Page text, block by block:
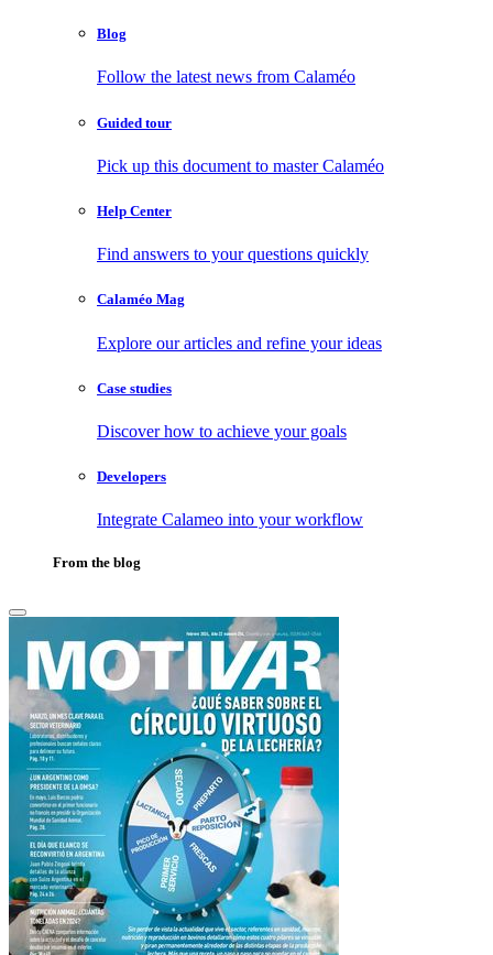
Blog
Follow the latest news from Calaméo
Guided tour
Pick up this document to master Calaméo
Help Center
Find answers to your questions quickly
Calaméo Mag
Explore our articles and refine your ideas
Case studies
Discover how to achieve your goals
Developers
Integrate Calameo into your workflow
From the blog